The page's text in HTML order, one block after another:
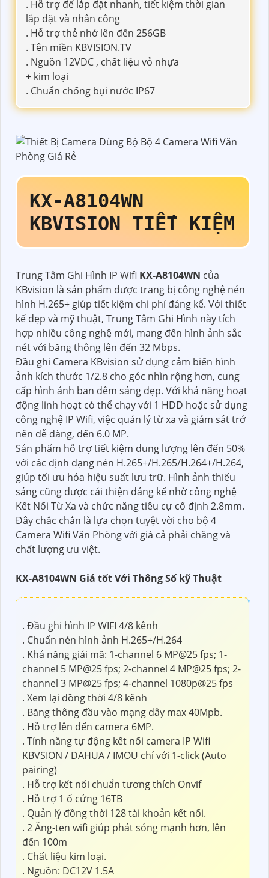
. Hỗ trợ đế lắp đặt nhanh, tiết kiệm thời gian
lắp đặt và nhân công
. Hỗ trợ thẻ nhớ lên đến 256GB
. Tên miền KBVISION.TV
. Nguồn 12VDC , chất liệu vỏ nhựa
+ kim loại
. Chuẩn chống bụi nước IP67
KX-A8104WN
KBVISION TIẾT KIỆM
Trung Tâm Ghi Hình IP Wifi KX-A8104WN của
KBvision là sản phẩm được trang bị công nghệ nén
hình H.265+ giúp tiết kiệm chi phí đáng kể. Với thiết
kế đẹp và mỹ thuật, Trung Tâm Ghi Hình này tích
hợp nhiều công nghệ mới, mang đến hình ảnh sắc
nét với băng thông lên đến 32 Mbps.
Đầu ghi Camera KBvision sử dụng cảm biến hình
ảnh kích thước 1/2.8 cho góc nhìn rộng hơn, cung
cấp hình ảnh ban đêm sáng đẹp. Với khả năng hoạt
động linh hoạt có thể chạy với 1 HDD hoặc sử dụng
công nghệ IP Wifi, việc quản lý từ xa và giám sát trở
nên dễ dàng, đến 6.0 MP.
Sản phẩm hỗ trợ tiết kiệm dung lượng lên đến 50%
với các định dạng nén H.265+/H.265/H.264+/H.264,
giúp tối ưu hóa hiệu suất lưu trữ. Hình ảnh thiếu
sáng cũng được cải thiện đáng kể nhờ công nghệ
Kết Nối Từ Xa và chức năng tiêu cự cố định 2.8mm.
Đây chắc chắn là lựa chọn tuyệt vời cho bộ 4
Camera Wifi Văn Phòng với giá cả phải chăng và
chất lượng ưu việt.
KX-A8104WN Giá tốt Với Thông Số kỹ Thuật
. Đầu ghi hình IP WIFI 4/8 kênh
. Chuẩn nén hình ảnh H.265+/H.264
. Khả năng giải mã: 1-channel 6 MP@25 fps; 1-
channel 5 MP@25 fps; 2-channel 4 MP@25 fps; 2-
channel 3 MP@25 fps; 4-channel 1080p@25 fps
. Xem lại đồng thời 4/8 kênh
. Băng thông đầu vào mạng dây max 40Mpb.
. Hỗ trợ lên đến camera 6MP.
. Tính năng tự động kết nối camera IP Wifi
KBVSION / DAHUA / IMOU chỉ với 1-click (Auto
pairing)
. Hỗ trợ kết nối chuẩn tương thích Onvif
. Hỗ trợ 1 ổ cứng 16TB
. Quản lý đồng thời 128 tài khoản kết nối.
. 2 Ăng-ten wifi giúp phát sóng mạnh hơn, lên
đến 100m
. Chất liệu kim loại.
. Nguồn: DC12V 1.5A